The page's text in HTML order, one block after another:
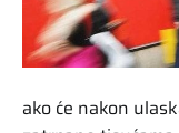
ako će nakon